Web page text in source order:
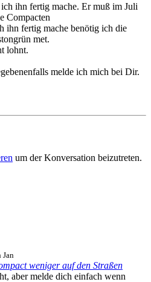
ihn fertig mache. Er muß im Juli
Compacten
ihn fertig mache benötig ich die
met.
lohnt.
melde ich mich bei Dir.
um der Konversation beizutreten.
Jan
weniger auf den Straßen
aber melde dich einfach wenn